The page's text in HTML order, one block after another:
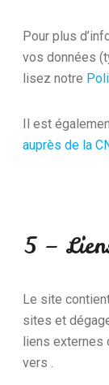
Pour plus
vos données
lisez notre
Il est
auprès de la
5 –
Le site
sites et
liens externes
vers .